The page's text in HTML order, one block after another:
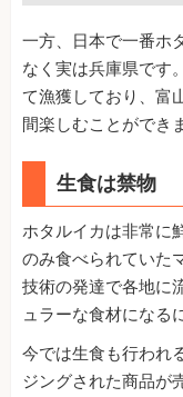
一方、日本で一番ホ
なく実は兵庫県です
て漁獲しており、富
間楽しむことができ
生食は禁物
ホタルイカは非常に
のみ食べられていた
技術の発達で各地に
ュラーな食材になる
今では生食も行われ
ジングされた商品が